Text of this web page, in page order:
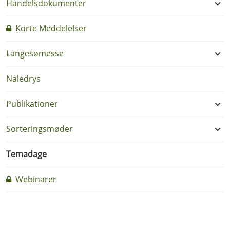
Handelsdokumenter
Korte Meddelelser
Langesømesse
Nåledrys
Publikationer
Sorteringsmøder
Temadage
Webinarer